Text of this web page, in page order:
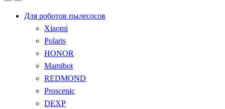
Для роботов пылесосов
Xiaomi
Polaris
HONOR
Mamibot
REDMOND
Proscenic
DEXP